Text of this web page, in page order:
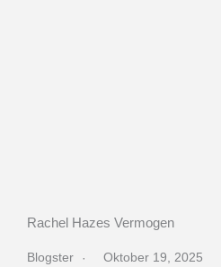
Rachel Hazes Vermogen
Blogster Oktober 19, 2025